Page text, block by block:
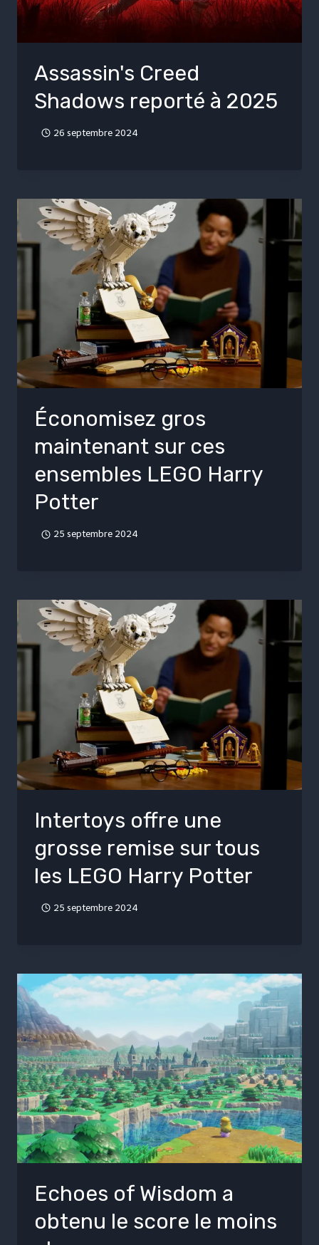
Assassin's Creed
Shadows reporté à 2025
26 septembre 2024
Économisez gros
maintenant sur ces
ensembles LEGO Harry
Potter
25 septembre 2024
Intertoys offre une
grosse remise sur tous
les LEGO Harry Potter
25 septembre 2024
Echoes of Wisdom a
obtenu le score le moins